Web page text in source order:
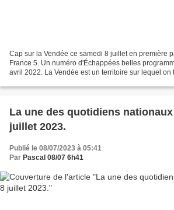
Cap sur la Vendée ce samedi 8 juillet en première
France 5. Un numéro d'Échappées belles
avril 2022. La Vendée est un territoire sur lequel on
La une des quotidiens
juillet 2023.
Publié le 08/07/2023 à 05:41
Par Pascal 08/07 6h41